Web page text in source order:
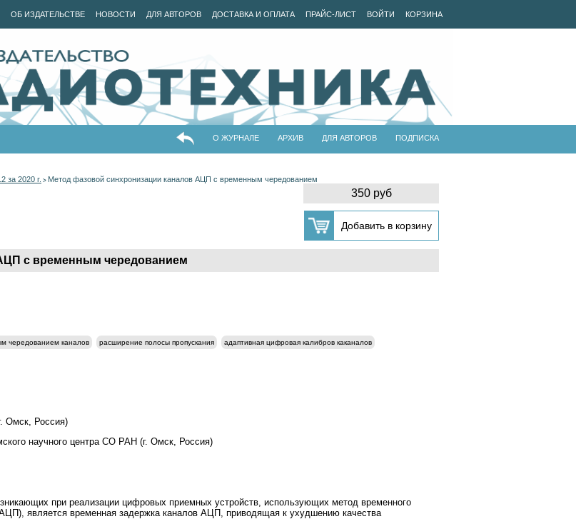
ОБ ИЗДАТЕЛЬСТВЕ НОВОСТИ ДЛЯ АВТОРОВ ДОСТАВКА И ОПЛАТА ПРАЙС-ЛИСТ ВОЙТИ КОРЗИНА
О ЖУРНАЛЕ АРХИВ ДЛЯ АВТОРОВ ПОДПИСКА
за 2020 г. > Метод фазовой синхронизации каналов АЦП с временным чередованием
350 руб
с временным чередованием
чередованием каналов расширение полосы пропускания адаптивная цифровая калибров каканалов
Омск, Россия)
научного центра СО РАН (г. Омск, Россия)
при реализации цифровых приемных устройств, использующих метод временного
является временная задержка каналов АЦП, приводящая к ухудшению качества